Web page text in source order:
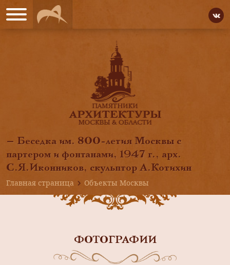
— Беседка им. 800-летия Москвы с
партером и фонтанами, 1947 г., арх.
С.Я.Иконников, скульптор А.Котихин
Главная страница
Объекты Москвы
ФОТОГРАФИИ